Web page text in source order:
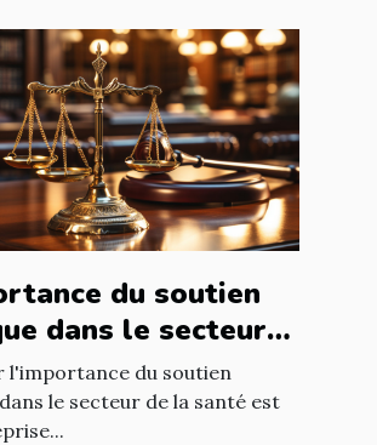
du soutien
dans le secteur
l'importance du soutien
le secteur de la santé est